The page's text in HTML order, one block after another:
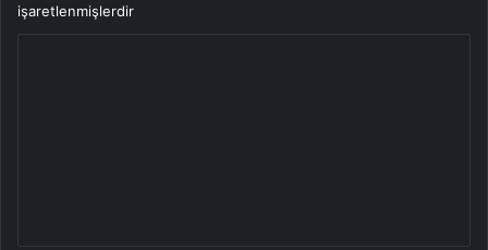
işaretlenmişlerdir